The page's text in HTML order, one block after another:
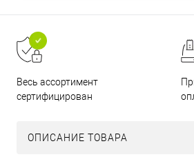
Весь ассортимент
сертифицирован
ОПИСАНИЕ ТОВАРА